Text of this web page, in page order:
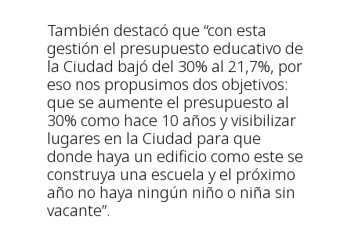
También destacó que “con esta
gestión el presupuesto educativo de
la Ciudad bajó del 30% al 21,7%, por
eso nos propusimos dos objetivos:
que se aumente el presupuesto al
30% como hace 10 años y visibilizar
lugares en la Ciudad para que
donde haya un edificio como este se
construya una escuela y el próximo
año no haya ningún niño o niña sin
vacante”.